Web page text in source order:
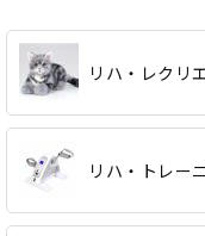
リハ・レクリ
リハ・トレー